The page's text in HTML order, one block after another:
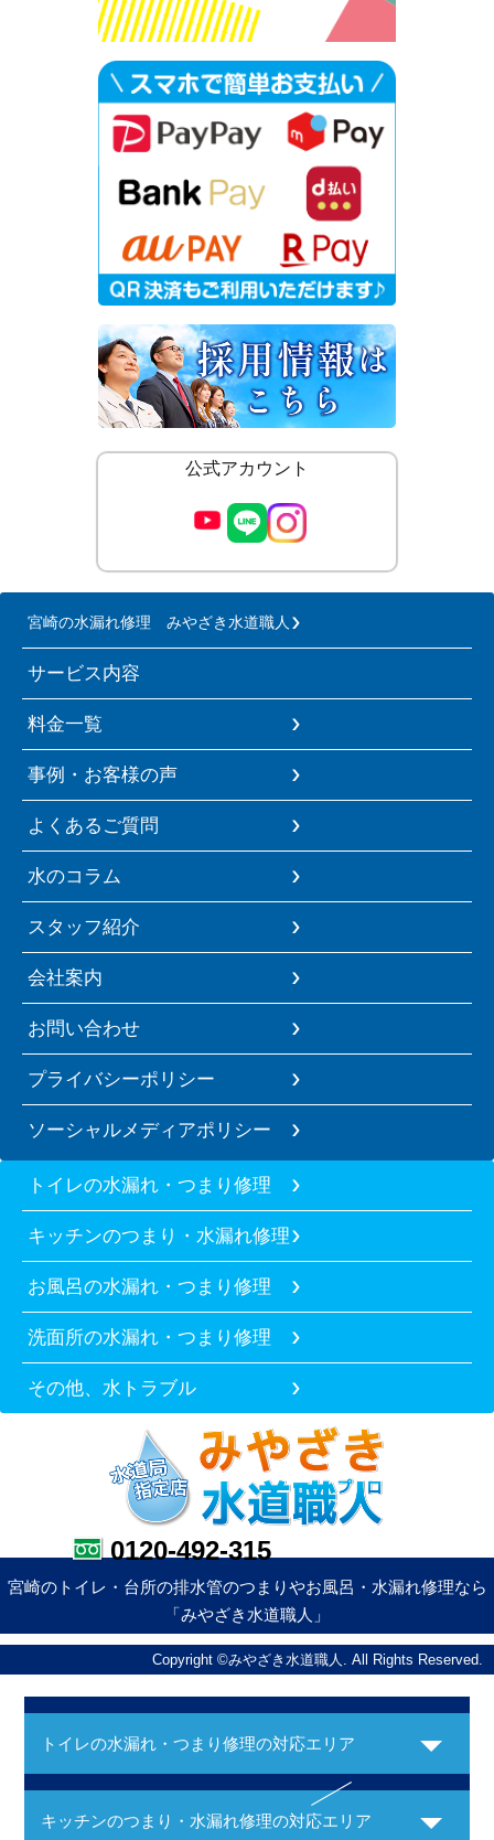
公式アカウント
宮崎の水漏れ修理 みやざき水道職人
サービス内容
料金一覧
事例・お客様の声
よくあるご質問
水のコラム
スタッフ紹介
会社案内
お問い合わせ
プライバシーポリシー
ソーシャルメディアポリシー
トイレの水漏れ・つまり修理
キッチンのつまり・水漏れ修理
お風呂の水漏れ・つまり修理
洗面所の水漏れ・つまり修理
その他、水トラブル
0120-492-315
宮崎のトイレ・台所の排水管のつまりやお風呂・水漏れ修理なら
「みやざき水道職人」
Copyright ©みやざき水道職人. All Rights Reserved.
トイレの水漏れ・つまり修理の対応エリア
キッチンのつまり・水漏れ修理の対応エリア